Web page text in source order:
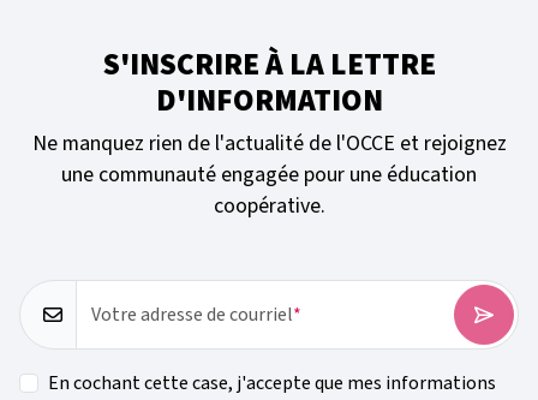
S'INSCRIRE À LA LETTRE
D'INFORMATION
Ne manquez rien de l'actualité de l'OCCE et rejoignez
une communauté engagée pour une éducation
coopérative.
Votre adresse de courriel
En cochant cette case, j'accepte que mes informations